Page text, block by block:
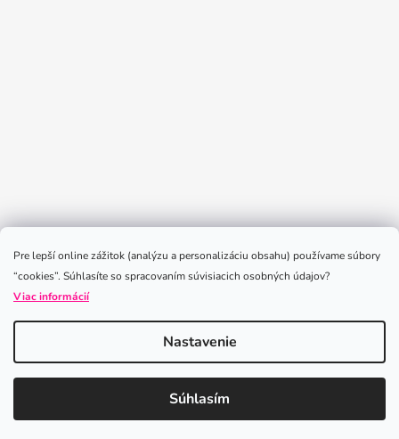
Pre lepší online zážitok (analýzu a personalizáciu obsahu) používame súbory
“cookies”. Súhlasíte so spracovaním súvisiacich osobných údajov?
Viac informácií
Nastavenie
Súhlasím
Sledovať na Instagrame
iLoveLeggings. Všetky práva vyhradené.